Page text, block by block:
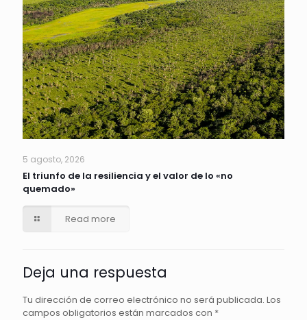
5 agosto, 2026
El triunfo de la resiliencia y el valor de lo «no
quemado»
Read more
Deja una respuesta
Tu dirección de correo electrónico no será publicada. Los
campos obligatorios están marcados con *